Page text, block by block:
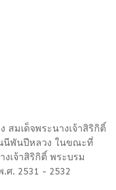
มเด็จพระนางเจ้าสิริกิติ์
นีพันปีหลวง ในขณะที่
งเจ้าสิริกิติ์ พระบรม
ศ. 2531 - 2532